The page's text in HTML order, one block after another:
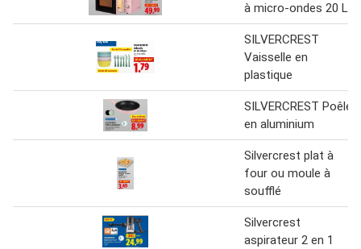
à micro-ondes 20 L
SILVERCREST
Vaisselle en
plastique
SILVERCREST Poêle
en aluminium
Silvercrest plat à
four ou moule à
soufflé
Silvercrest
aspirateur 2 en 1